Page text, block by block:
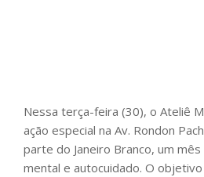
Nessa terça-feira (30), o Ateliê
ação especial na Av. Rondon
parte do Janeiro Branco, um
mental e autocuidado. O